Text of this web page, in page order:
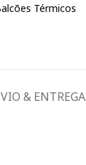
Térmicos
& ENTREGA